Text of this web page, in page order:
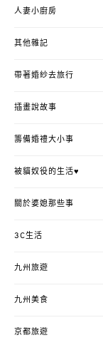
人妻小廚房
其他雜記
帶著婚紗去旅行
插畫說故事
籌備婚禮大小事
被貓奴役的生活♥
關於婆媳那些事
3C生活
九州旅遊
九州美食
京都旅遊